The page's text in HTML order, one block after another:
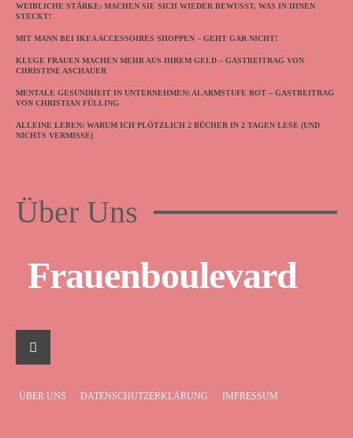
WEIBLICHE STÄRKE: MACHEN SIE SICH WIEDER BEWUSST, WAS IN IHNEN
STECKT!
MIT MANN BEI IKEA ACCESSOIRES SHOPPEN – GEHT GAR NICHT!
KLUGE FRAUEN MACHEN MEHR AUS IHREM GELD – GASTBEITRAG VON
CHRISTINE ASCHAUER
MENTALE GESUNDHEIT IN UNTERNEHMEN: ALARMSTUFE ROT – GASTBEITRAG
VON CHRISTIAN FÜLLING
ALLEINE LEBEN: WARUM ICH PLÖTZLICH 2 BÜCHER IN 2 TAGEN LESE (UND
NICHTS VERMISSE)
Über Uns
Frauenboulevard
ÜBER UNS DATENSCHUTZERKLÄRUNG IMPRESSUM